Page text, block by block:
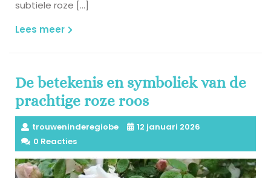
subtiele roze […]
Lees meer Lees
De betekenis en symboliek van de
prachtige roze roos
trouweninderegiobe
12 januari 2026
0 Reacties